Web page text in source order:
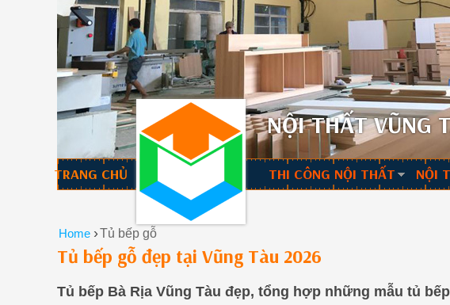
NỘI THẤT VŨNG
TRANG CHỦ THI CÔNG NỘI THẤT NỘI
Home ›Tủ bếp gỗ
Tủ bếp gỗ đẹp tại Vũng Tàu 2026
Tủ bếp Bà Rịa Vũng Tàu đẹp, tổng hợp những mẫu tủ